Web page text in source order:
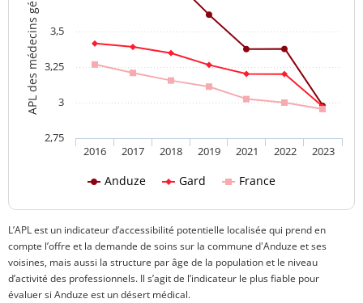
Anduze Gard France
2016 2017 2018 2019 2021 2022 2023
2,75
3
3,25
3,5
L’APL est un indicateur d’accessibilité potentielle localisée qui prend en
compte l’offre et la demande de soins sur la commune d'Anduze et ses
voisines, mais aussi la structure par âge de la population et le niveau
d’activité des professionnels. Il s’agit de l’indicateur le plus fiable pour
évaluer si Anduze est un désert médical.